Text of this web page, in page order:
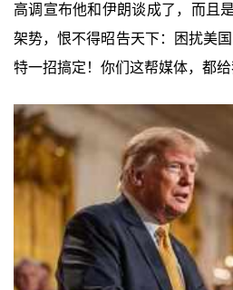
高调宣布他和伊朗谈成了，而且
架势，恨不得昭告天下：困扰美
特一招搞定！你们这帮媒体，都给